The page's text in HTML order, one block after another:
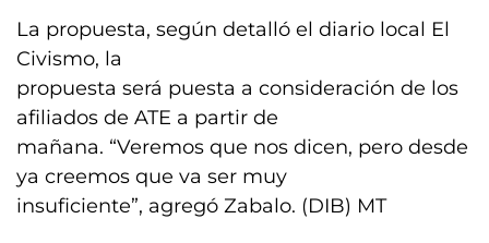
La propuesta, según detalló el diario local El
Civismo, la
propuesta será puesta a consideración de los
afiliados de ATE a partir de
mañana. “Veremos que nos dicen, pero desde
ya creemos que va ser muy
insuficiente”, agregó Zabalo. (DIB) MT